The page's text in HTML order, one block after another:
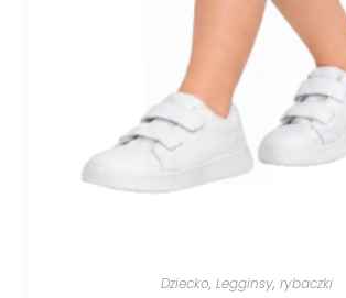
Dziecko, Legginsy, rybaczki